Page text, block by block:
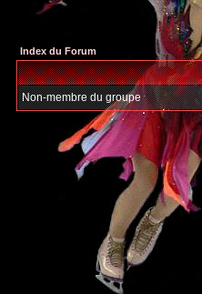
Index du Forum
Non-membre du groupe